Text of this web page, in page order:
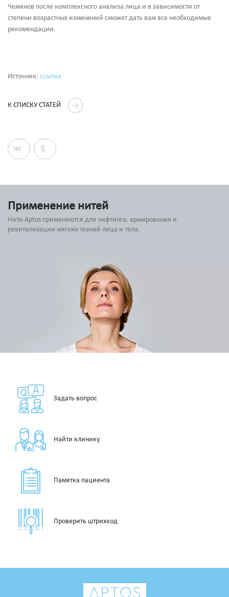
Чемянов после комплексного анализа лица и в зависимости от
степени возрастных изменений сможет дать вам все необходимые
рекомендации.
Источник: ссылка
К СПИСКУ СТАТЕЙ
Применение нитей
Нити Aptos применяются для лифтинга, армирования и
ревитализации мягких тканей лица и тела.
Задать вопрос
Найти клинику
Памятка пациента
Проверить штрихкод